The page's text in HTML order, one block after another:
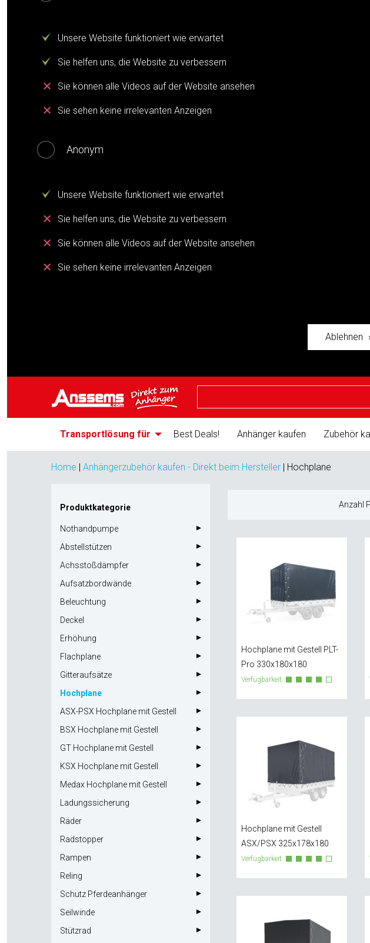
Unsere Website funktioniert wie erwartet
Sie helfen uns, die Website zu verbessern
Sie können alle Videos auf der Website ansehen
Sie sehen keine irrelevanten Anzeigen
Anonym
Unsere Website funktioniert wie erwartet
Sie helfen uns, die Website zu verbessern
Sie können alle Videos auf der Website ansehen
Sie sehen keine irrelevanten Anzeigen
Ablehnen
Transportlösung für Best Deals! Anhänger kaufen Zubehör
Home | Anhängerzubehör kaufen - Direkt beim Hersteller | Hochplane
Produktkategorie
Nothandpumpe
Abstellstützen
Achsstoßdämpfer
Aufsatzbordwände
Beleuchtung
Deckel
Erhöhung
Flachplane
Gitteraufsätze
Hochplane
ASX-PSX Hochplane mit Gestell
BSX Hochplane mit Gestell
GT Hochplane mit Gestell
KSX Hochplane mit Gestell
Medax Hochplane mit Gestell
Ladungssicherung
Räder
Radstopper
Rampen
Reling
Schutz Pferdeanhänger
Seilwinde
Stützrad
Anzahl
Hochplane mit Gestell PLT-
Pro 330x180x180
Verfügbarkeit:
Hochplane mit Gestell
ASX/PSX 325x178x180
Verfügbarkeit: